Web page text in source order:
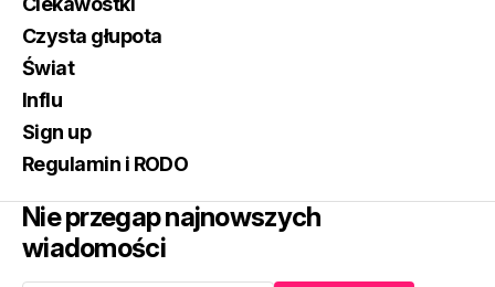
Czysta głupota
Świat
Influ
Sign up
Regulamin i RODO
Nie przegap najnowszych
wiadomości